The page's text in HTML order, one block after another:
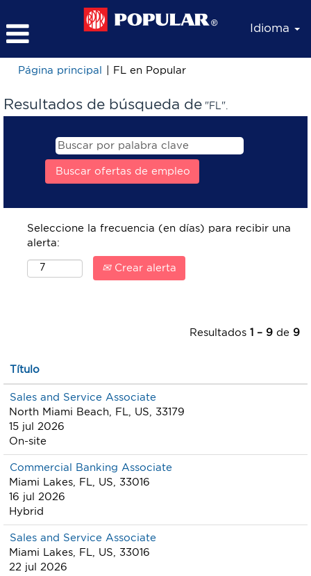
Idioma
Página principal FL en Popular(página
Resultados de búsqueda de "FL".
Seleccione la frecuencia (en días) para recibir una
alerta:
Crear alerta
Resultados 1 – 9 de 9
Título
Sales and Service Associate
North Miami Beach, FL, US, 33179
15 jul 2026
On-site
Commercial Banking Associate
Miami Lakes, FL, US, 33016
16 jul 2026
Hybrid
Sales and Service Associate
Miami Lakes, FL, US, 33016
22 jul 2026